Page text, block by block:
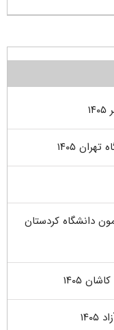
۱۴۰۵
دانشگاه کردستان
۱۴۰۵